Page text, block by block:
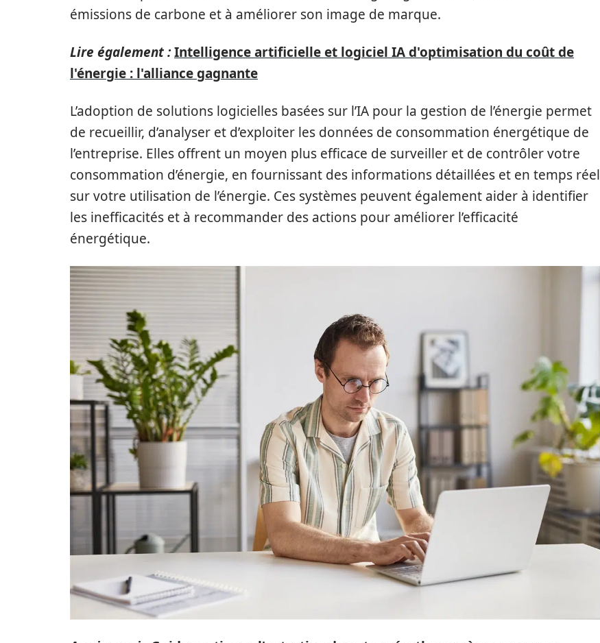
émissions de carbone et à améliorer son image de marque.
Lire également :Intelligence artificielle et logiciel IA d'optimisation du coût de
l'énergie : l'alliance gagnante
L’adoption de solutions logicielles basées sur l’IA pour la gestion de l’énergie permet
de recueillir, d’analyser et d’exploiter les données de consommation énergétique de
l’entreprise. Elles offrent un moyen plus efficace de surveiller et de contrôler votre
consommation d’énergie, en fournissant des informations détaillées et en temps réel
sur votre utilisation de l’énergie. Ces systèmes peuvent également aider à identifier
les inefficacités et à recommander des actions pour améliorer l’efficacité
énergétique.